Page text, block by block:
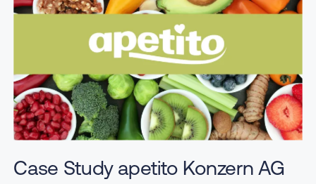
Case Study apetito Konzern AG